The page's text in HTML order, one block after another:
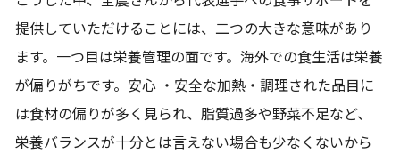
提供していただけることには、二つの大きな意味があり
ます。一つ目は栄養管理の面です。海外での食生活は栄養
が偏りがちです。安心 ・安全な加熱・調理された品目に
は食材の偏りが多く見られ、脂質過多や野菜不足など、
栄養バランスが十分とは言えない場合も少なくないから